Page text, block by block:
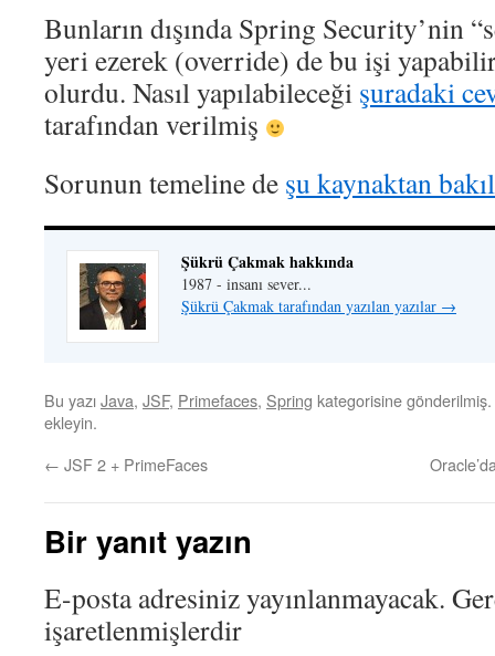
Bunların dışında Spring Security’nin
yeri ezerek (override) de bu işi
olurdu. Nasıl yapılabileceği şuradaki
tarafından verilmiş
Sorunun temeline de şu kaynaktan
Şükrü Çakmak hakkında
1987 - insanı sever...
Şükrü Çakmak tarafından yazılan yazılar →
Bu yazıJava, JSF, Primefaces, Spring kategorisine gönderilmiş.
ekleyin.
← JSF 2 + PrimeFaces
Bir yanıt yazın
E-posta adresiniz yayınlanmayacak.
işaretlenmişlerdir